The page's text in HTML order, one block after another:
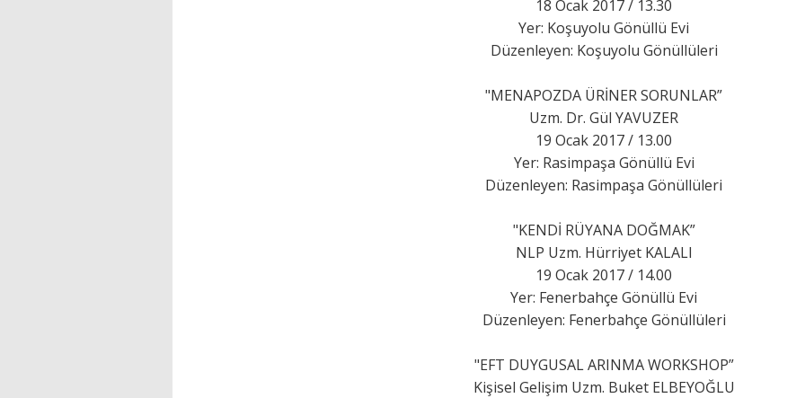
18 Ocak 2017 / 13.30
Yer: Koşuyolu Gönüllü Evi
Düzenleyen: Koşuyolu Gönüllüleri
"MENAPOZDA ÜRİNER SORUNLAR”
Uzm. Dr. Gül YAVUZER
19 Ocak 2017 / 13.00
Yer: Rasimpaşa Gönüllü Evi
Düzenleyen: Rasimpaşa Gönüllüleri
"KENDİ RÜYANA DOĞMAK”
NLP Uzm. Hürriyet KALALI
19 Ocak 2017 / 14.00
Yer: Fenerbahçe Gönüllü Evi
Düzenleyen: Fenerbahçe Gönüllüleri
"EFT DUYGUSAL ARINMA WORKSHOP”
Kişisel Gelişim Uzm. Buket ELBEYOĞLU